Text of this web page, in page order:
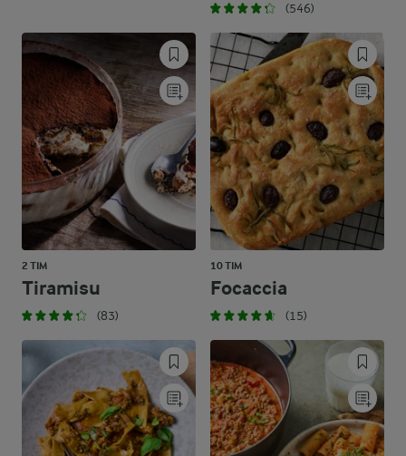
(546)
2 TIM
Tiramisu
(83)
10 TIM
Focaccia
(15)